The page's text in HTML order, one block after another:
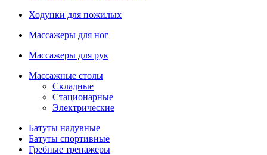
Ходунки для пожилых
Массажеры для ног
Массажеры для рук
Массажные столы
Складные
Стационарные
Электрические
Батуты надувные
Батуты спортивные
Гребные тренажеры